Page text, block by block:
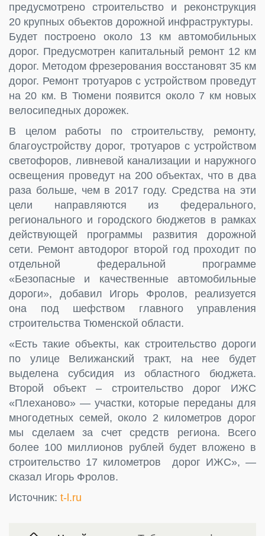
предусмотрено строительство и реконструкция
20 крупных объектов дорожной инфраструктуры.
Будет построено около 13 км автомобильных
дорог. Предусмотрен капитальный ремонт 12 км
дорог. Методом фрезерования восстановят 35 км
дорог. Ремонт тротуаров с устройством проведут
на 20 км. В Тюмени появится около 7 км новых
велосипедных дорожек.
В целом работы по строительству, ремонту,
благоустройству дорог, тротуаров с устройством
светофоров, ливневой канализации и наружного
освещения проведут на 200 объектах, что в два
раза больше, чем в 2017 году. Средства на эти
цели направляются из федерального,
регионального и городского бюджетов в рамках
действующей программы развития дорожной
сети. Ремонт автодорог второй год проходит по
отдельной федеральной программе
«Безопасные и качественные автомобильные
дороги», добавил Игорь Фролов, реализуется
она под шефством главного управления
строительства Тюменской области.
«Есть такие объекты, как строительство дороги
по улице Велижанский тракт, на нее будет
выделена субсидия из областного бюджета.
Второй объект – строительство дорог ИЖС
«Плеханово» — участки, которые переданы для
многодетных семей, около 2 километров дорог
мы сделаем за счет средств региона. Всего
более 100 миллионов рублей будет вложено в
строительство 17 километров дорог ИЖС», —
сказал Игорь Фролов.
Источник: t-l.ru